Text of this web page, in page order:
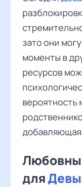
зато они
моменты в
ресурсов
вероятность
дляДевы